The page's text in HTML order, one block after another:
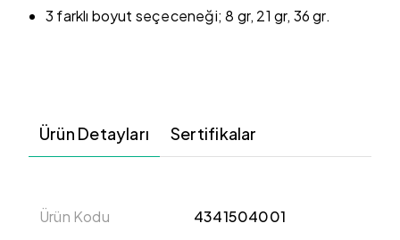
3 farklı boyut seçeceneği; 8 gr, 21 gr, 36 gr.
Ürün Detayları Sertifikalar
Ürün Kodu
4341504001